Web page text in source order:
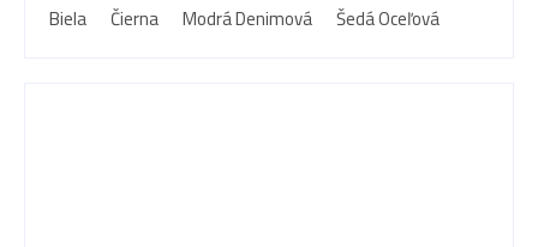
Biela
Čierna Modrá Denimová Šedá Oceľová